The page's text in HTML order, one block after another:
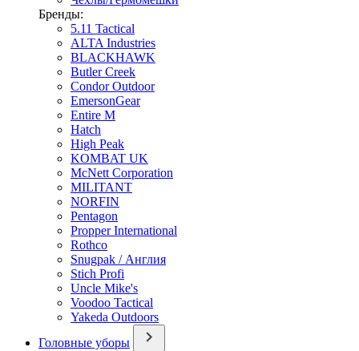
Бренды:
5.11 Tactical
ALTA Industries
BLACKHAWK
Butler Creek
Condor Outdoor
EmersonGear
Entire M
Hatch
High Peak
KOMBAT UK
McNett Corporation
MILITANT
NORFIN
Pentagon
Propper International
Rothco
Snugpak / Англия
Stich Profi
Uncle Mike's
Voodoo Tactical
Yakeda Outdoors
Головные уборы